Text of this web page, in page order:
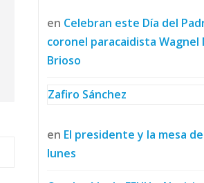
en Celebran este Día del
coronel paracaidista Wagnel
Brioso
Zafiro Sánchez
en El presidente y la mesa
lunes